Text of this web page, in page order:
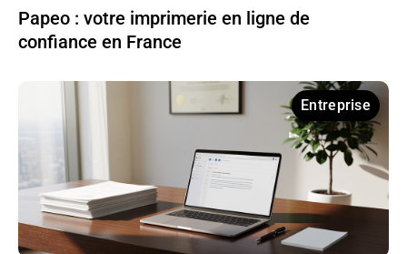
Papeo : votre imprimerie en ligne de
confiance en France
Entreprise